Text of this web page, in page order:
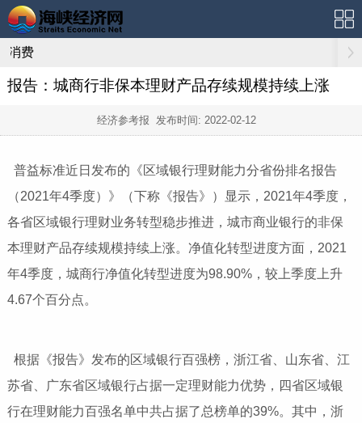
消费
报告：城商行非保本理财产品存续规模持续上涨
经济参考报 发布时间: 2022-02-12
普益标准近日发布的《区域银行理财能力分省份排名报告
（2021年4季度）》（下称《报告》）显示，2021年4季度，
各省区域银行理财业务转型稳步推进，城市商业银行的非保
本理财产品存续规模持续上涨。净值化转型进度方面，2021
年4季度，城商行净值化转型进度为98.90%，较上季度上升
4.67个百分点。
根据《报告》发布的区域银行百强榜，浙江省、山东省、江
苏省、广东省区域银行占据一定理财能力优势，四省区域银
行在理财能力百强名单中共占据了总榜单的39%。其中，浙